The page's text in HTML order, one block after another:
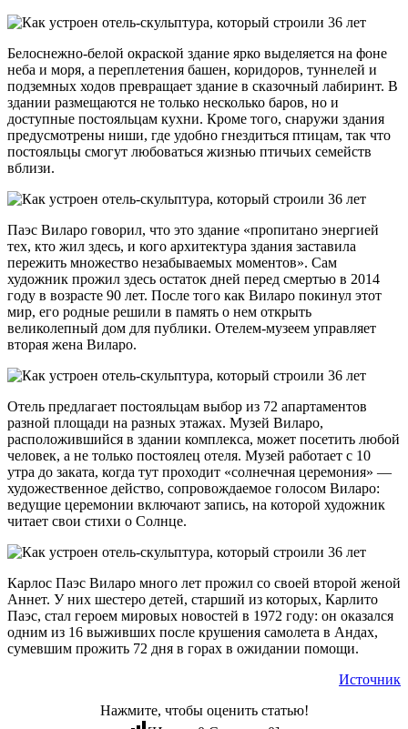
Белоснежно-белой окраской здание ярко выделяется на фоне
неба и моря, а переплетения башен, коридоров, туннелей и
подземных ходов превращает здание в сказочный лабиринт. В
здании размещаются не только несколько баров, но и
доступные постояльцам кухни. Кроме того, снаружи здания
предусмотрены ниши, где удобно гнездиться птицам, так что
постояльцы смогут любоваться жизнью птичьих семейств
вблизи.
Паэс Виларо говорил, что это здание «пропитано энергией
тех, кто жил здесь, и кого архитектура здания заставила
пережить множество незабываемых моментов». Сам
художник прожил здесь остаток дней перед смертью в 2014
году в возрасте 90 лет. После того как Виларо покинул этот
мир, его родные решили в память о нем открыть
великолепный дом для публики. Отелем-музеем управляет
вторая жена Виларо.
Отель предлагает постояльцам выбор из 72 апартаментов
разной площади на разных этажах. Музей Виларо,
расположившийся в здании комплекса, может посетить любой
человек, а не только постоялец отеля. Музей работает с 10
утра до заката, когда тут проходит «солнечная церемония» —
художественное действо, сопровождаемое голосом Виларо:
ведущие церемонии включают запись, на которой художник
читает свои стихи о Солнце.
Карлос Паэс Виларо много лет прожил со своей второй женой
Аннет. У них шестеро детей, старший из которых, Карлито
Паэс, стал героем мировых новостей в 1972 году: он оказался
одним из 16 выживших после крушения самолета в Андах,
сумевшим прожить 72 дня в горах в ожидании помощи.
Источник
Нажмите, чтобы оценить статью!